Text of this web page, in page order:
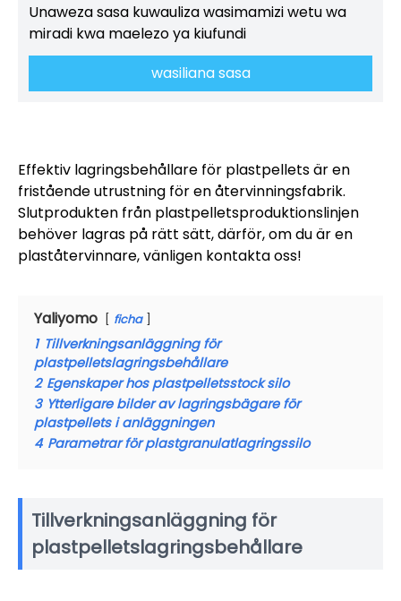
Unaweza sasa kuwauliza wasimamizi wetu wa
miradi kwa maelezo ya kiufundi
wasiliana sasa
Effektiv lagringsbehållare för plastpellets är en
fristående utrustning för en återvinningsfabrik.
Slutprodukten från plastpelletsproduktionslinjen
behöver lagras på rätt sätt, därför, om du är en
plaståtervinnare, vänligen kontakta oss!
Yaliyomo ficha
1 Tillverkningsanläggning för
plastpelletslagringsbehållare
2 Egenskaper hos plastpelletsstock silo
3 Ytterligare bilder av lagringsbägare för
plastpellets i anläggningen
4 Parametrar för plastgranulatlagringssilo
Tillverkningsanläggning för
plastpelletslagringsbehållare